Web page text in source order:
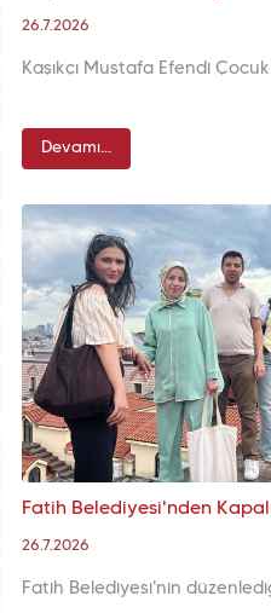
26.7.2026
Devamı...
26.7.2026